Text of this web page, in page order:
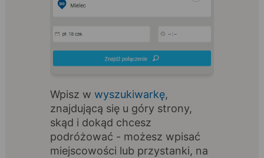
Wpisz w wyszukiwarkę,
znajdującą się u góry strony,
skąd i dokąd chcesz
podróżować - możesz wpisać
miejscowości lub przystanki, na